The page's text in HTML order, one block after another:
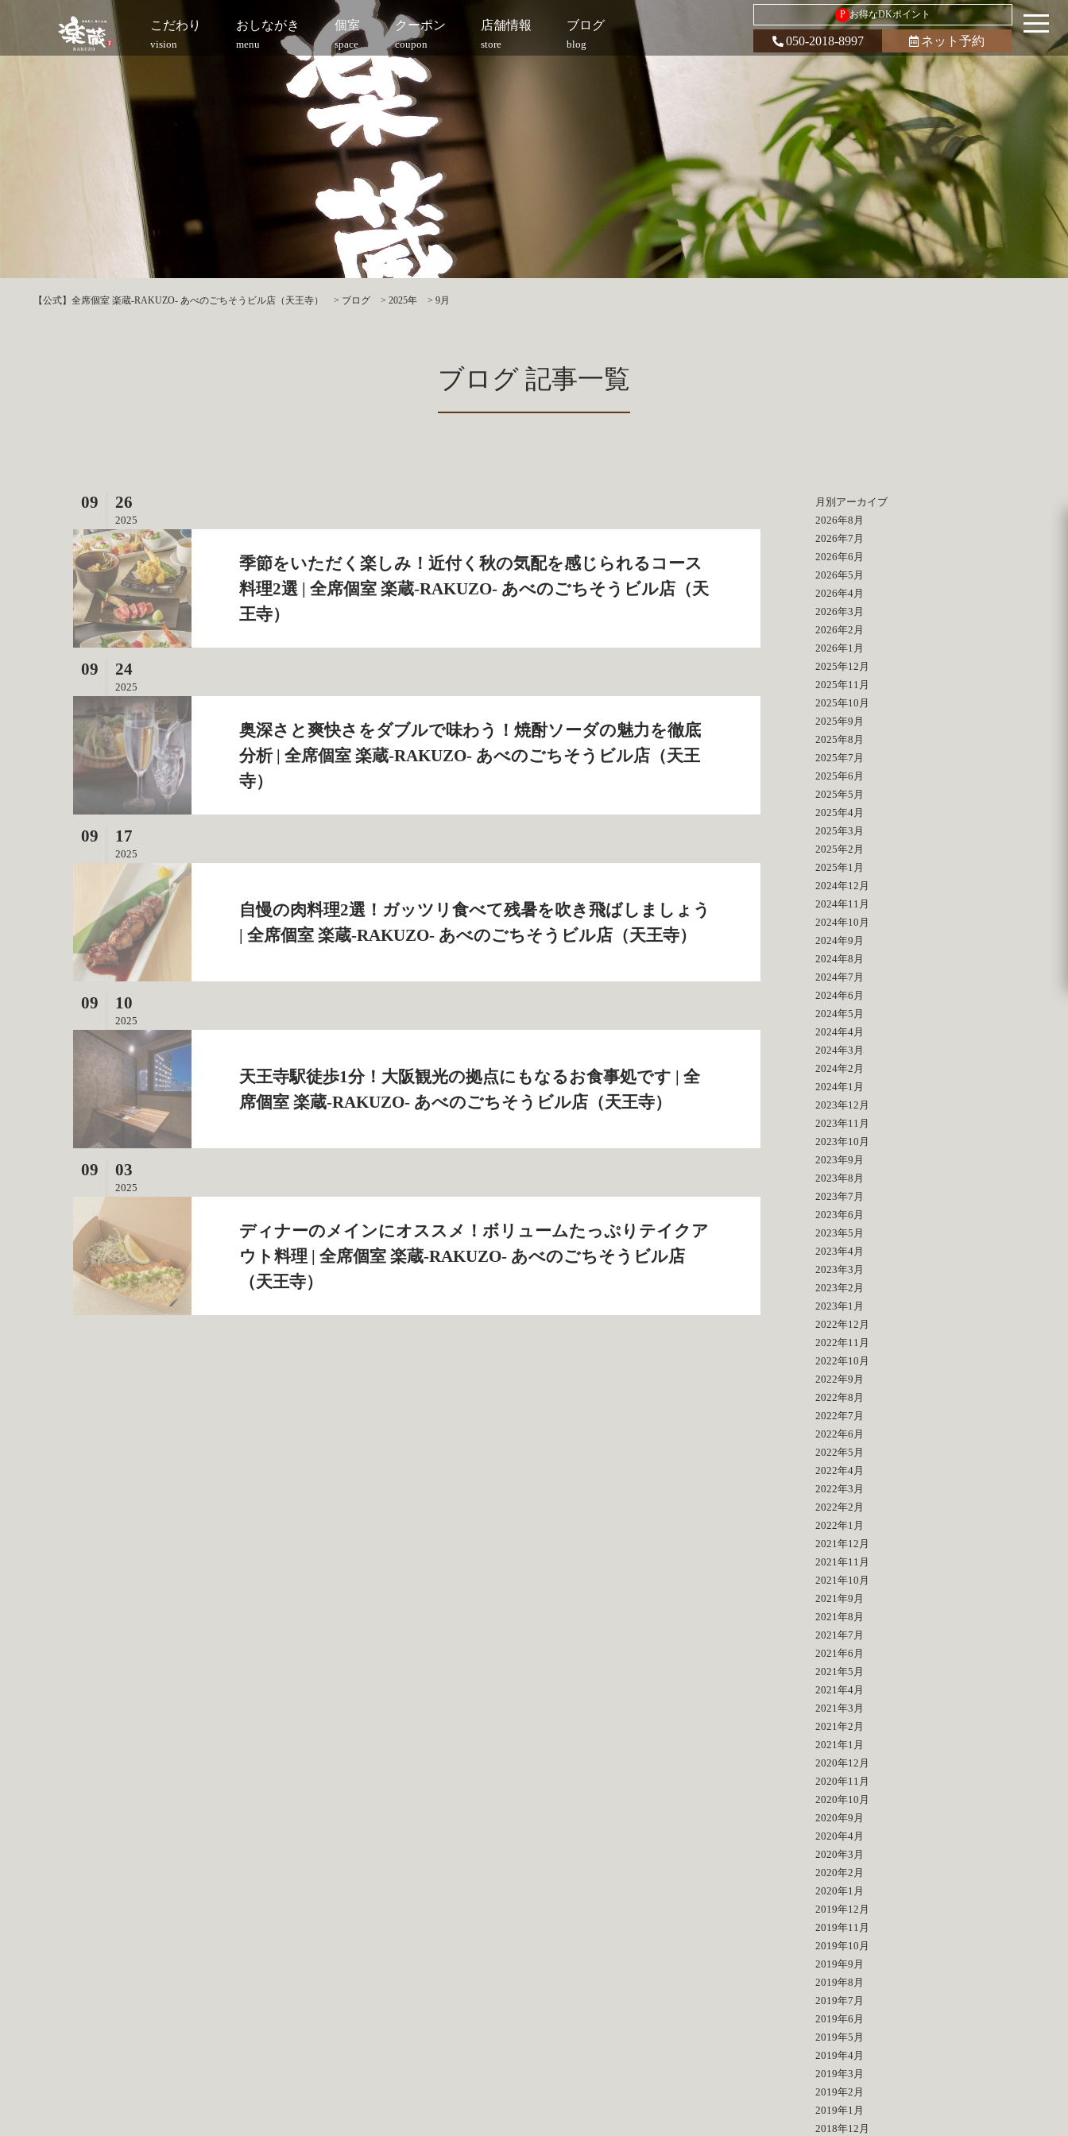
こだわり
vision
おしながき
menu
個室
space
クーポン
coupon
店舗情報
store
ブログ
blog
P お得なDKポイント
050-2018-8997 ネット予約
【公式】全席個室 楽蔵‐RAKUZO‐ あべのごちそうビル店（天王寺） > ブログ > 2025年 > 9月
ブログ 記事一覧
09 26
2025
季節をいただく楽しみ！近付く秋の気配を感じられるコース
料理2選 | 全席個室 楽蔵‐RAKUZO‐ あべのごちそうビル店（天
王寺）
09 24
2025
奥深さと爽快さをダブルで味わう！焼酎ソーダの魅力を徹底
分析 | 全席個室 楽蔵‐RAKUZO‐ あべのごちそうビル店（天王
寺）
09 17
2025
自慢の肉料理2選！ガッツリ食べて残暑を吹き飛ばしましょう
| 全席個室 楽蔵‐RAKUZO‐ あべのごちそうビル店（天王寺）
09 10
2025
天王寺駅徒歩1分！大阪観光の拠点にもなるお食事処です | 全
席個室 楽蔵‐RAKUZO‐ あべのごちそうビル店（天王寺）
09 03
2025
ディナーのメインにオススメ！ボリュームたっぷりテイクア
ウト料理 | 全席個室 楽蔵‐RAKUZO‐ あべのごちそうビル店
（天王寺）
月別アーカイブ
2026年8月
2026年7月
2026年6月
2026年5月
2026年4月
2026年3月
2026年2月
2026年1月
2025年12月
2025年11月
2025年10月
2025年9月
2025年8月
2025年7月
2025年6月
2025年5月
2025年4月
2025年3月
2025年2月
2025年1月
2024年12月
2024年11月
2024年10月
2024年9月
2024年8月
2024年7月
2024年6月
2024年5月
2024年4月
2024年3月
2024年2月
2024年1月
2023年12月
2023年11月
2023年10月
2023年9月
2023年8月
2023年7月
2023年6月
2023年5月
2023年4月
2023年3月
2023年2月
2023年1月
2022年12月
2022年11月
2022年10月
2022年9月
2022年8月
2022年7月
2022年6月
2022年5月
2022年4月
2022年3月
2022年2月
2022年1月
2021年12月
2021年11月
2021年10月
2021年9月
2021年8月
2021年7月
2021年6月
2021年5月
2021年4月
2021年3月
2021年2月
2021年1月
2020年12月
2020年11月
2020年10月
2020年9月
2020年4月
2020年3月
2020年2月
2020年1月
2019年12月
2019年11月
2019年10月
2019年9月
2019年8月
2019年7月
2019年6月
2019年5月
2019年4月
2019年3月
2019年2月
2019年1月
2018年12月